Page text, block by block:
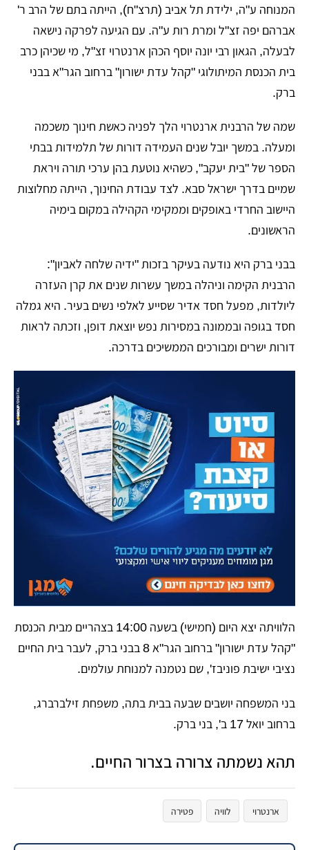
​המנוחה ע"ה, ילידת תל אביב (תרצ"ח), הייתה בתם של הרב ר'
אברהם יפה זצ"ל ומרת רות ע"ה. עם הגיעה לפרקה נישאה
לבעלה, הגאון רבי יונה יוסף הכהן ארנטרוי זצ"ל, מי שכיהן כרב
בית הכנסת המיתולוגי "קהל עדת ישורון" ברחוב הגר"א בבני
ברק.
​שמה של הרבנית ארנטרוי הלך לפניה כאשת חינוך משכמה
ומעלה. במשך יובל שנים העמידה דורות של תלמידות בבתי
הספר של "בית יעקב", כשהיא נוטעת בהן ערכי תורה ויראת
שמיים בדרך ישראל סבא. לצד עבודת החינוך, הייתה מחלוצות
היישוב החרדי באופקים וממקימי הקהילה במקום בימיה
הראשונים.
​בבני ברק היא נודעה בעיקר בזכות "ידיה שלחה לאביון":
הרבנית הקימה וניהלה במשך עשרות שנים את קרן העזרה
ליולדות, מפעל חסד אדיר שסייע לאלפי נשים בעיר. היא גמלה
חסד בגופה ובממונה במסירות נפש יוצאת דופן, וזכתה לראות
דורות ישרים ומבורכים הממשיכים בדרכה.
הלוויתה יצא היום (חמישי) בשעה 14:00 בצהריים מבית הכנסת
"קהל עדת ישורון" ברחוב הגר"א 8 בבני ברק, לעבר בית החיים
נציבי ישיבת פוניבז', שם נטמנה למנוחת עולמים.
​בני המשפחה יושבים שבעה בבית בתה, משפחת זילברברג,
ברחוב יואל 17 ב', בני ברק.
​תהא נשמתה צרורה בצרור החיים.
ארנטרוי לוויה פטירה